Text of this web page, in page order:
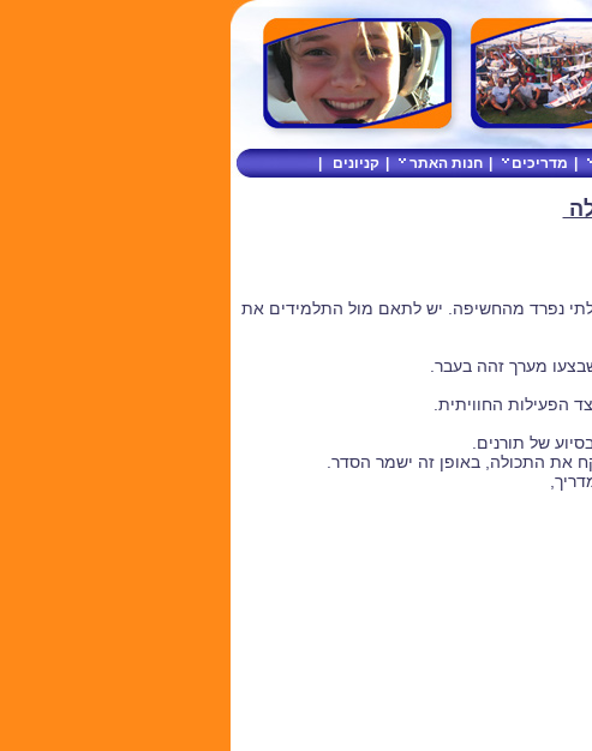
מדריכים חנות האתר קניונים
נפרד מהחשיפה. יש לתאם מול התלמידים את
מערך זהה בעבר.
הפעילות החוויתית.
של תורנים.
את התכולה, באופן זה ישמר הסדר.